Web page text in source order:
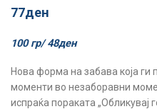
77ден
100 гр/ 48ден
Нова форма на забава која ги
моменти во незаборавни
испраќа пораката „Обликувај